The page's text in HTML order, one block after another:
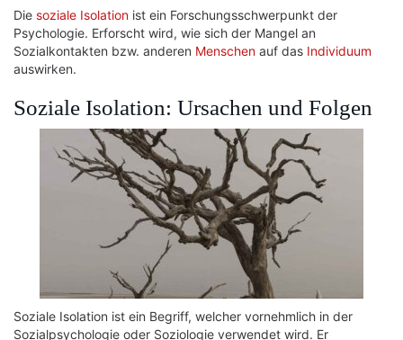
Die soziale Isolation ist ein Forschungsschwerpunkt der
Psychologie. Erforscht wird, wie sich der Mangel an
Sozialkontakten bzw. anderen Menschen auf das Individuum
auswirken.
Soziale Isolation: Ursachen und Folgen
Soziale Isolation ist ein Begriff, welcher vornehmlich in der
Sozialpsychologie oder Soziologie verwendet wird. Er